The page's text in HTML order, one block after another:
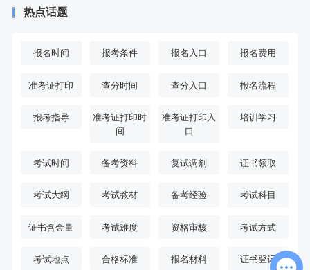
热点话题
报名时间 报考条件 报名入口 报名费用
准考证打印 查分时间 查分入口 报名流程
报考指导
准考证打印时
间
准考证打印入
口
培训学习
考试时间 备考资料 复试调剂 证书领取
考试大纲 考试教材 备考经验 考试科目
证书含金量 考试难度 资格审核 考试方式
考试地点 合格标准 报名材料 证书登记